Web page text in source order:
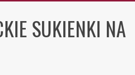
SUKIENKI NA